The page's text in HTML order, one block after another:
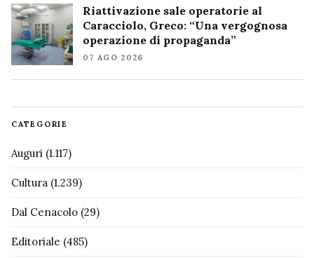
Riattivazione sale operatorie al
Caracciolo, Greco: “Una vergognosa
operazione di propaganda”
07 AGO 2026
CATEGORIE
Auguri (1.117)
Cultura (1.239)
Dal Cenacolo (29)
Editoriale (485)